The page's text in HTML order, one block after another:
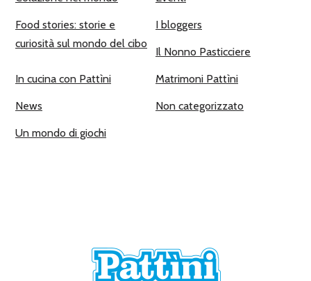
Food stories: storie e
curiosità sul mondo del cibo
I bloggers
Il Nonno Pasticciere
In cucina con Pattìni Matrimoni Pattìni
News Non categorizzato
Un mondo di giochi